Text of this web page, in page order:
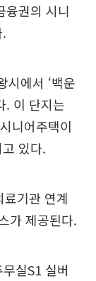
융권의 시니
시에서 ‘백운
. 이 단지는
니어주택이
있다.
기관 연계
가 제공된다.
실S1 실버